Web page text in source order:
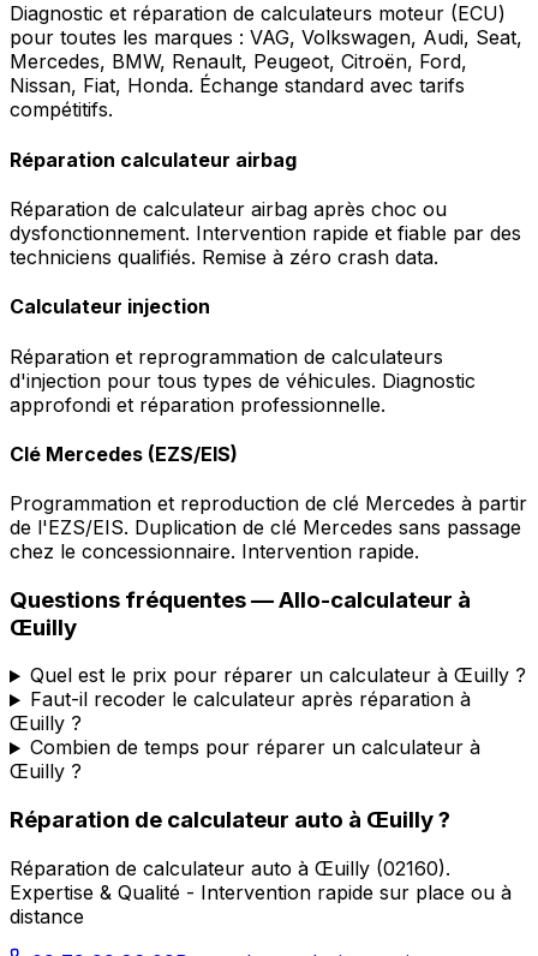
Diagnostic et réparation de calculateurs moteur (ECU)
pour toutes les marques : VAG, Volkswagen, Audi, Seat,
Mercedes, BMW, Renault, Peugeot, Citroën, Ford,
Nissan, Fiat, Honda. Échange standard avec tarifs
compétitifs.
Réparation calculateur airbag
Réparation de calculateur airbag après choc ou
dysfonctionnement. Intervention rapide et fiable par des
techniciens qualifiés. Remise à zéro crash data.
Calculateur injection
Réparation et reprogrammation de calculateurs
d'injection pour tous types de véhicules. Diagnostic
approfondi et réparation professionnelle.
Clé Mercedes (EZS/EIS)
Programmation et reproduction de clé Mercedes à partir
de l'EZS/EIS. Duplication de clé Mercedes sans passage
chez le concessionnaire. Intervention rapide.
Questions fréquentes —Allo-calculateur à
Œuilly
Quel est le prix pour réparer un calculateur à Œuilly ?
Faut-il recoder le calculateur après réparation à
Œuilly ?
Combien de temps pour réparer un calculateur à
Œuilly ?
Réparation de calculateur auto à Œuilly?
Réparation de calculateur auto à Œuilly (02160).
Expertise & Qualité - Intervention rapide sur place ou à
distance